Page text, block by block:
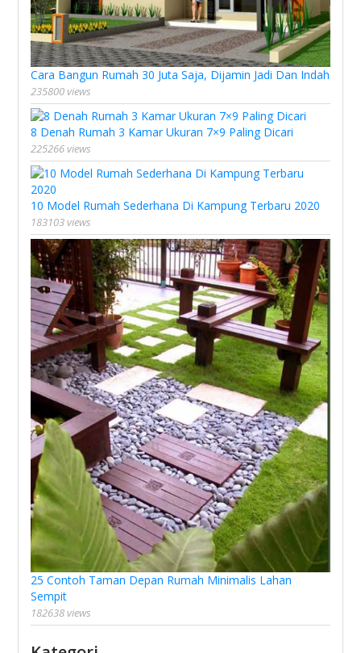
Cara Bangun Rumah 30 Juta Saja, Dijamin Jadi Dan Indah
235800 views
8 Denah Rumah 3 Kamar Ukuran 7×9 Paling Dicari
225266 views
10 Model Rumah Sederhana Di Kampung Terbaru 2020
183103 views
25 Contoh Taman Depan Rumah Minimalis Lahan
Sempit
182638 views